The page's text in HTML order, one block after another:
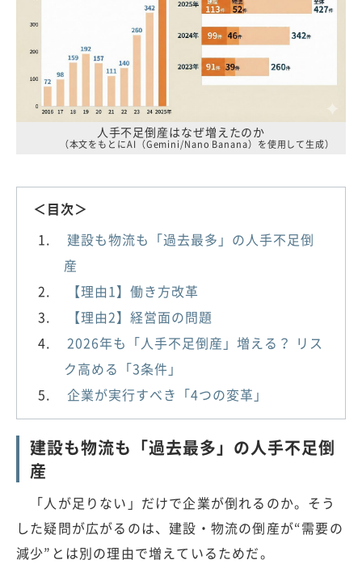
人手不足倒産はなぜ増えたのか
（本文をもとにAI（Gemini/Nano Banana）を使用して生成）
＜目次＞
建設も物流も「過去最多」の人手不足倒
産
【理由1】働き方改革
【理由2】経営面の問題
2026年も「人手不足倒産」増える？ リス
ク高める「3条件」
企業が実行すべき「4つの変革」
建設も物流も「過去最多」の人手不足倒
産
「人が足りない」だけで企業が倒れるのか。そう
した疑問が広がるのは、建設・物流の倒産が“需要の
減少”とは別の理由で増えているためだ。